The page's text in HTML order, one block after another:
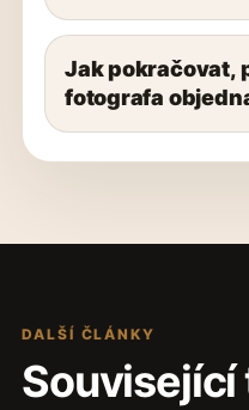
Jak pokračovat,
fotografa
DALŠÍ ČLÁNKY
Související